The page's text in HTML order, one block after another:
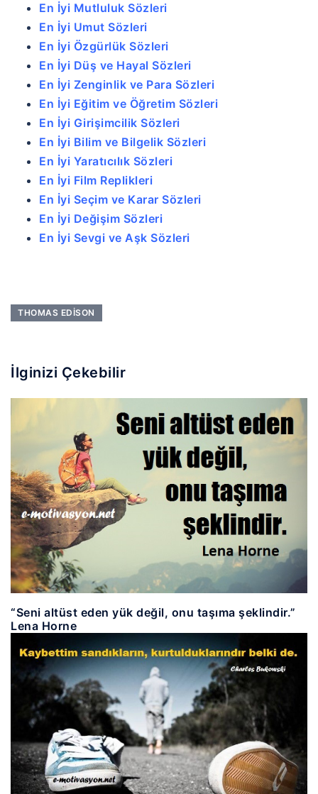
En İyi Mutluluk Sözleri
En İyi Umut Sözleri
En İyi Özgürlük Sözleri
En İyi Düş ve Hayal Sözleri
En İyi Zenginlik ve Para Sözleri
En İyi Eğitim ve Öğretim Sözleri
En İyi Girişimcilik Sözleri
En İyi Bilim ve Bilgelik Sözleri
En İyi Yaratıcılık Sözleri
En İyi Film Replikleri
En İyi Seçim ve Karar Sözleri
En İyi Değişim Sözleri
En İyi Sevgi ve Aşk Sözleri
THOMAS EDISON
İlginizi Çekebilir
“Seni altüst eden yük değil, onu taşıma şeklindir.”
Lena Horne